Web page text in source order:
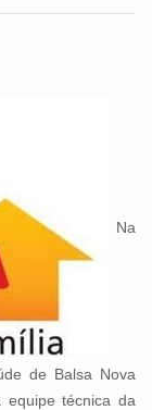
Na
de Balsa Nova
equipe técnica da